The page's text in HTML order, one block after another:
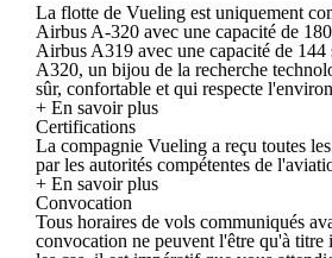
La flotte de Vueling est uniquement
Airbus A-320 avec une capacité de
Airbus A319 avec une capacité de
A320, un bijou de la recherche
sûr, confortable et qui respecte
+ En savoir plus
Certifications
La compagnie Vueling a reçu toutes
par les autorités compétentes de
+ En savoir plus
Convocation
Tous horaires de vols communiqués
convocation ne peuvent l'être qu'à titre